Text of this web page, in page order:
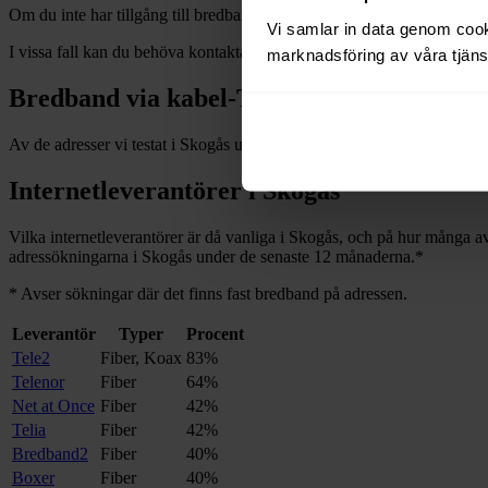
Vi samlar in data genom
marknadsföring av våra
Om du inte har tillgång till bredband via fiber och vill dra in och
I vissa fall kan du behöva kontakta en nätägare direkt. Se listan över
Bredband via kabel-TV i
Av de adresser vi testat i Skogås under de senaste 12
Internetleverantörer iSkogås
Vilka internetleverantörer är då vanliga i Skogås, och på hur många
adressökningarna i Skogås under de senaste 12 månaderna.*
* Avser sökningar där det finns fast bredband på adressen.
Leverantör Typer
Procent
Tele2
Fiber, Koax 83%
Telenor
Fiber
64%
Net at Once Fiber
42%
Telia
Fiber
42%
Bredband2
Fiber
40%
Boxer
Fiber
40%